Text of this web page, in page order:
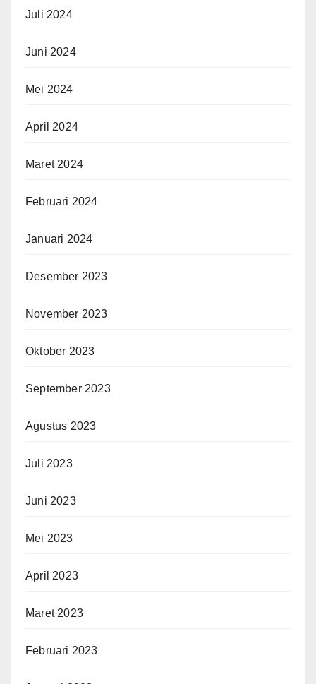
Juli 2024
Juni 2024
Mei 2024
April 2024
Maret 2024
Februari 2024
Januari 2024
Desember 2023
November 2023
Oktober 2023
September 2023
Agustus 2023
Juli 2023
Juni 2023
Mei 2023
April 2023
Maret 2023
Februari 2023